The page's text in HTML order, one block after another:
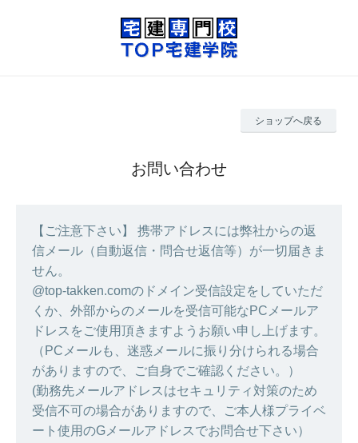
ショップへ戻る
お問い合わせ
【ご注意下さい】 携帯アドレスには弊社からの返
信メール（自動返信・問合せ返信等）が一切届きま
せん。
@top-takken.comのドメイン受信設定をしていただ
くか、外部からのメールを受信可能なPCメールア
ドレスをご使用頂きますようお願い申し上げます。
（PCメールも、迷惑メールに振り分けられる場合
がありますので、ご自身でご確認ください。）
(勤務先メールアドレスはセキュリティ対策のため
受信不可の場合がありますので、ご本人様プライベ
ート使用のGメールアドレスでお問合せ下さい）